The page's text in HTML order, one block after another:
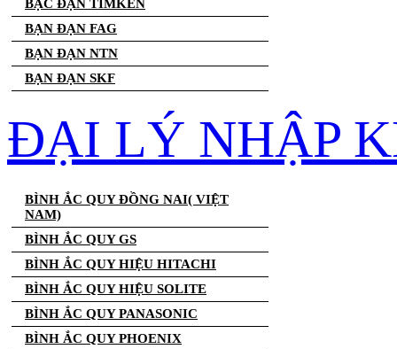
BẠC ĐẠN TIMKEN
BẠN ĐẠN FAG
BẠN ĐẠN NTN
BẠN ĐẠN SKF
ĐẠI LÝ NHẬP
BÌNH ẮC QUY ĐỒNG NAI( VIỆT
NAM)
BÌNH ẮC QUY GS
BÌNH ẮC QUY HIỆU HITACHI
BÌNH ẮC QUY HIỆU SOLITE
BÌNH ẮC QUY PANASONIC
BÌNH ẮC QUY PHOENIX